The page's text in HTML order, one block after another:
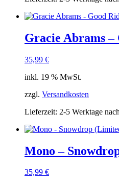
Gracie Abrams –
35,99 €
inkl. 19 % MwSt.
zzgl. Versandkosten
Lieferzeit: 2-5 Werktage
Mono –
35,99 €